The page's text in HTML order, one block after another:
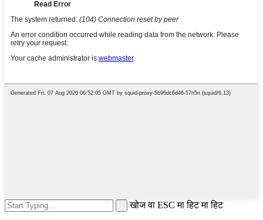
खोज वा ESC मा हिट मा हिट